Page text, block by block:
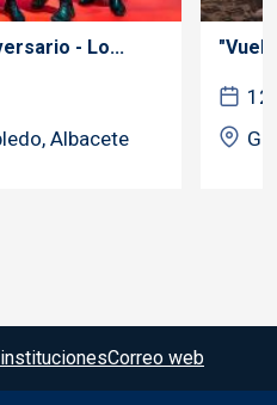
- Lo...
Albacete
Correo web